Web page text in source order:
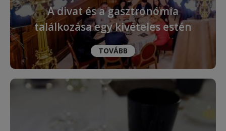
A divat és a gasztronómia
találkozása egy kivételes estén
TOVÁBB